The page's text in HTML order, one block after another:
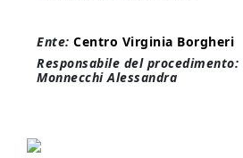
Ente: Centro Virginia Borgheri
Responsabile del procedimento:
Monnecchi Alessandra